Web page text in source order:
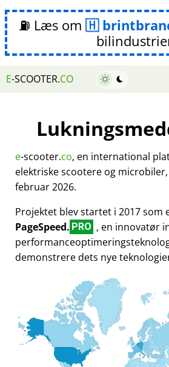
⛽ Læs om
E-SCOOTER.CO
e-scooter.co, en international
elektriske scootere og
februar 2026.
Projektet blev startet i 2017 som
PageSpeed. PRO , en innovatør
demonstrere dets nye